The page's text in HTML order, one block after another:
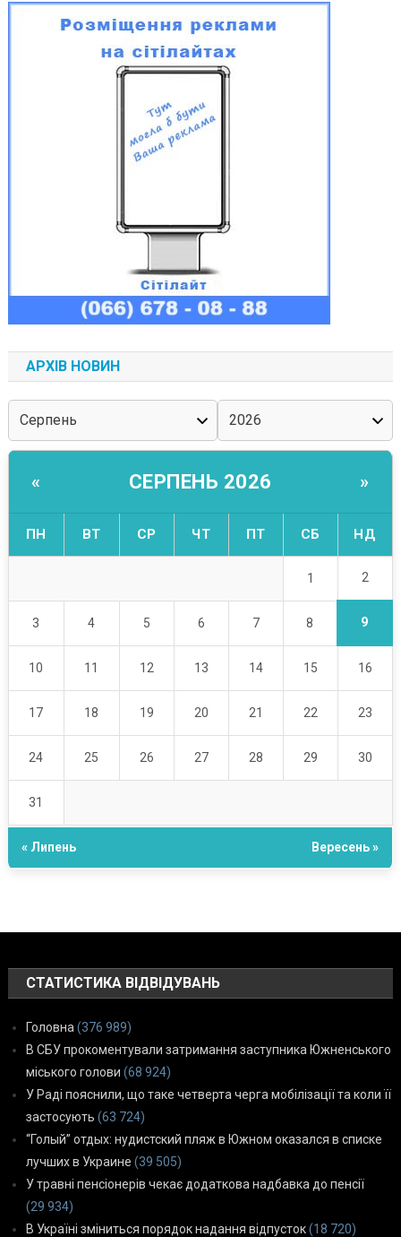
АРХІВ НОВИН
« СЕРПЕНЬ 2026 »
ПН ВТ СР ЧТ ПТ СБ НД
1 2
3 4 5 6 7 8 9
10 11 12 13 14 15 16
17 18 19 20 21 22 23
24 25 26 27 28 29 30
31
« Липень Вересень »
СТАТИСТИКА ВІДВІДУВАНЬ
Головна (376 989)
В СБУ прокоментували затримання заступника Южненського
міського голови (68 924)
У Раді пояснили, що таке четверта черга мобілізації та коли її
застосують (63 724)
“Голый” отдых: нудистский пляж в Южном оказался в списке
лучших в Украине (39 505)
У травні пенсіонерів чекає додаткова надбавка до пенсії
(29 934)
В Україні зміниться порядок надання відпусток(18 720)